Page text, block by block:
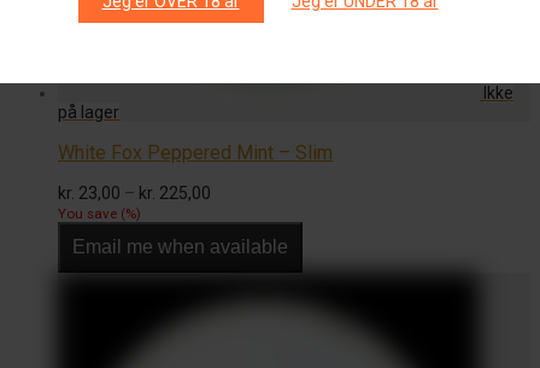
White Fox Peppered Mint – Slim
kr. 23,00 – kr. 225,00
kr. 225,00
You save (%)
Email me when available